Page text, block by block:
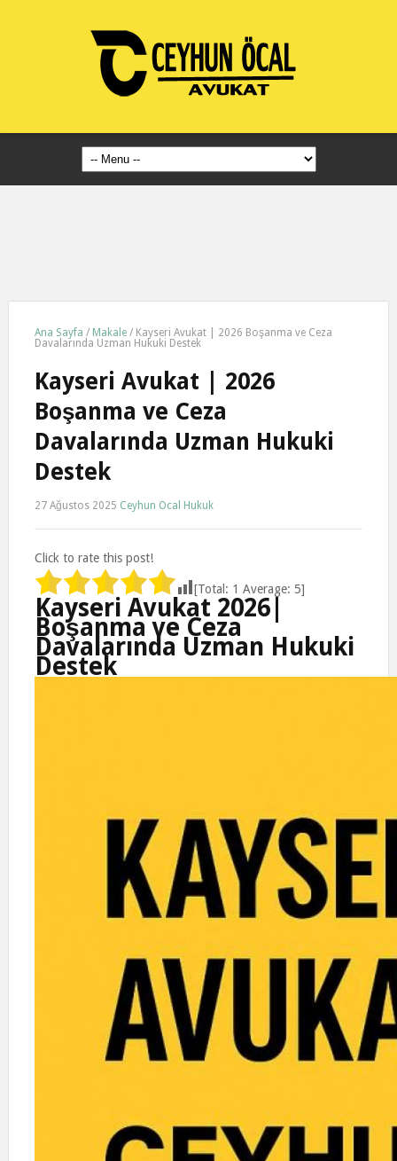
Ana Sayfa / Makale / Kayseri Avukat | 2026 Boşanma ve Ceza
Davalarında Uzman Hukuki Destek
Kayseri Avukat | 2026
Boşanma ve Ceza
Davalarında Uzman Hukuki
Destek
27 Ağustos 2025 Ceyhun Ocal Hukuk
Click to rate this post!
[Total: 1 Average: 5]
Kayseri Avukat 2026|
Boşanma ve Ceza
Davalarında Uzman Hukuki
Destek